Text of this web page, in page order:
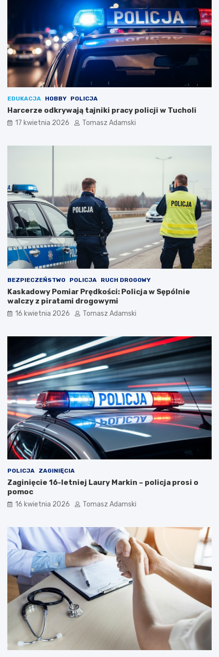
EDUKACJA HOBBY POLICJA
Harcerze odkrywają tajniki pracy policji w Tucholi
17 kwietnia 2026 Tomasz Adamski
BEZPIECZEŃSTWO POLICJA RUCH DROGOWY
Kaskadowy Pomiar Prędkości: Policja w Sępólnie
walczy z piratami drogowymi
16 kwietnia 2026 Tomasz Adamski
POLICJA ZAGINIĘCIA
Zaginięcie 16-letniej Laury Markin – policja prosi o
pomoc
16 kwietnia 2026 Tomasz Adamski